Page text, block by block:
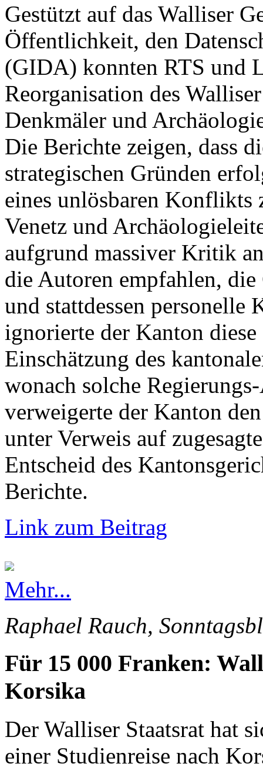
Gestützt auf das Walliser
Öffentlichkeit, den
(GIDA) konnten RTS und
Reorganisation des
Denkmäler und
Die Berichte zeigen, dass
strategischen Gründen
eines unlösbaren Konflikts
Venetz und
aufgrund massiver Kritik
die Autoren empfahlen,
und stattdessen personelle
ignorierte der Kanton
Einschätzung des
wonach solche
verweigerte der Kanton
unter Verweis auf
Entscheid des
Berichte.
Link zum Beitrag
Mehr...
Raphael Rauch,
Für 15 000 Franken:
Korsika
Der Walliser Staatsrat hat
einer Studienreise nach